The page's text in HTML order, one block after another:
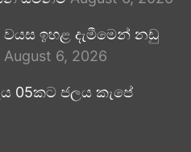
ඉහළ දැමීමෙන් නඩු
August 6, 2026
05කට ජලය කැපේ